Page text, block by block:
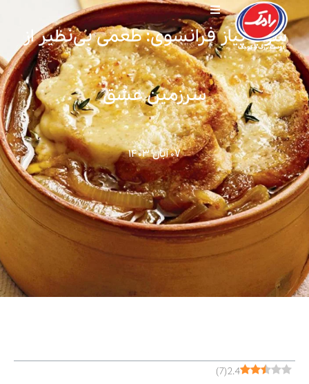
سوپ پیاز فرانسوی: طعمی بی‌نظیر از
سرزمین عشق
۰۷ آبان ۱۴۰۳
2.4
(
7
)